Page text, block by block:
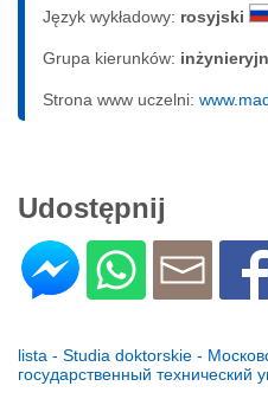
Język wykładowy: rosyjski
Grupa kierunków:
Strona www uczelni:
Udostępnij
lista - Studia doktorskie -
государственный технический